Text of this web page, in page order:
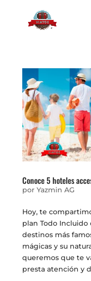
Conoce 5 hoteles
por Yazmin AG
Hoy, te
plan Todo Incluido
destinos más
mágicas y su
queremos que te
presta atención y